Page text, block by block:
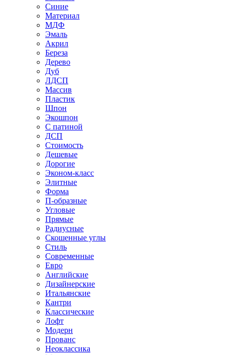
Синие
Материал
МДФ
Эмаль
Акрил
Береза
Дерево
Дуб
ЛДСП
Массив
Пластик
Шпон
Экошпон
С патиной
ДСП
Стоимость
Дешевые
Дорогие
Эконом-класс
Элитные
Форма
П-образные
Угловые
Прямые
Радиусные
Скошенные углы
Стиль
Современные
Евро
Английские
Дизайнерские
Итальянские
Кантри
Классические
Лофт
Модерн
Прованс
Неоклассика